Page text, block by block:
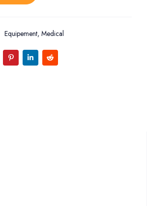
Equipement, Medical